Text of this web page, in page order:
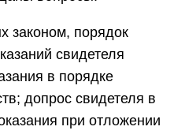
законом, порядок
свидетеля
в порядке
допрос свидетеля в
при отложении